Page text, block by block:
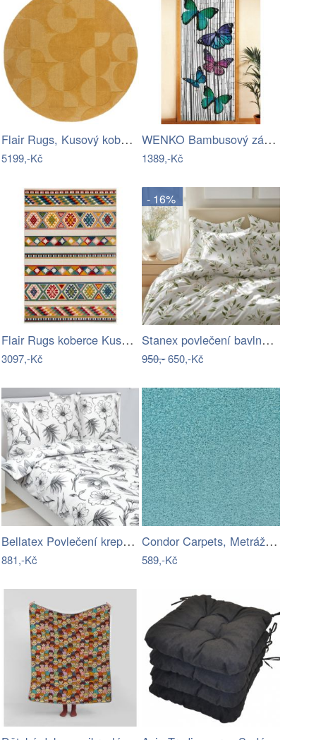
Flair Rugs, Kusový koberec Moderno Gigi…
5199,-Kč
WENKO Bambusový závěs do dveří Motýl
1389,-Kč
Flair Rugs koberce Kusový koberec Miami…
3097,-Kč
- 16%
Stanex povlečení bavlna Jasmín (LS412)…
950,-650,-Kč
Bellatex Povlečení krepové Ibišek Bílá…
881,-Kč
Condor Carpets, Metrážový koberec…
589,-Kč